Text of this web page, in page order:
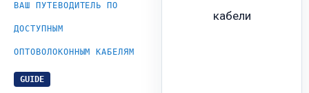
ВАШ ПУТЕВОДИТЕЛЬ ПО
ДОСТУПНЫМ
ОПТОВОЛОКОННЫМ КАБЕЛЯМ
GUIDE
кабели